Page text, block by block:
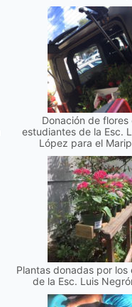
Donación de flores
estudiantes de la Esc.
López para el
Plantas donadas por los
de la Esc. Luis